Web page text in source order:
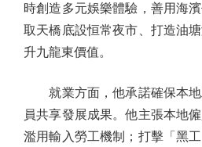
時創造多元娛樂體驗，善用海
取天橋底設恒常夜市、打造油
升九龍東價值。
就業方面，他承諾確保本地
員共享發展成果。他主張本地
濫用輸入勞工機制；打擊「黑